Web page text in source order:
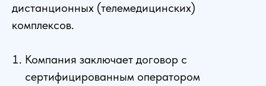
дистанционных (телемедицинских)
комплексов.
Компания заключает договор с
сертифицированным оператором